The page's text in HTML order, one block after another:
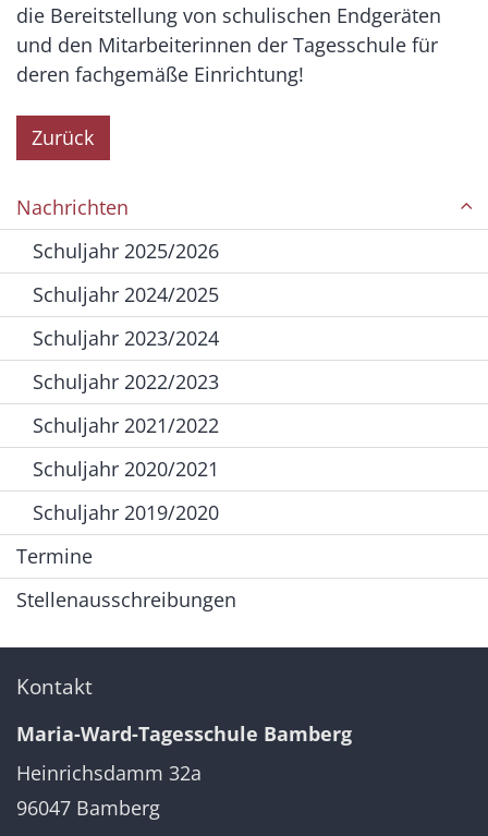
die Bereitstellung von schulischen Endgeräten
und den Mitarbeiterinnen der Tagesschule für
deren fachgemäße Einrichtung!
Zurück
Nachrichten
Schuljahr 2025/2026
Schuljahr 2024/2025
Schuljahr 2023/2024
Schuljahr 2022/2023
Schuljahr 2021/2022
Schuljahr 2020/2021
Schuljahr 2019/2020
Termine
Stellenausschreibungen
Kontakt
Maria-Ward-Tagesschule Bamberg
Heinrichsdamm 32a
96047 Bamberg